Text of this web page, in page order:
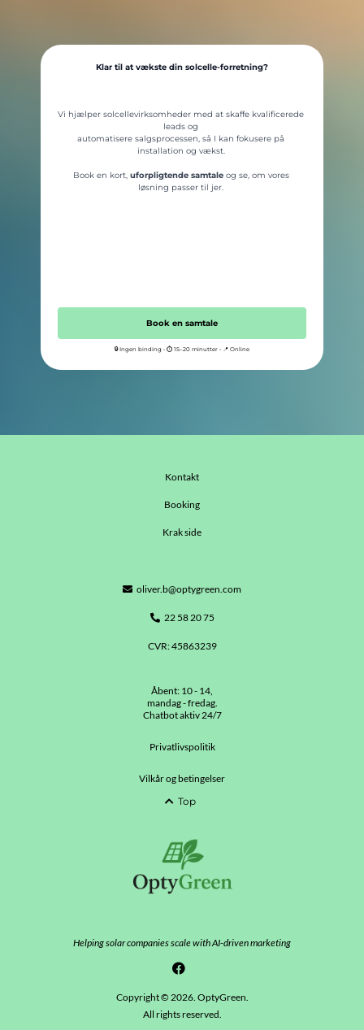
Klar til at vækste din solcelle-forretning?
Vi hjælper solcellevirksomheder med at skaffe kvalificerede
leads og
automatisere salgsprocessen, så I kan fokusere på
installation og vækst.
Book en kort, uforpligtende samtaleog se, om vores
løsning passer til jer.
Book en samtale
🔒 Ingen binding • ⏱ 15–20 minutter • 📍 Online
Kontakt
Booking
Krak side
oliver.b@optygreen.com
22 58 20 75
CVR: 45863239
Åbent: 10 - 14,
mandag - fredag.
Chatbot aktiv 24/7
Privatlivspolitik
Vilkår og betingelser
Top
Helping solar companies scale with AI-driven marketing
Copyright © 2026. OptyGreen.
All rights reserved.